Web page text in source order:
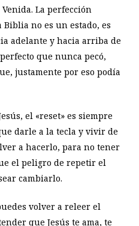
La perfección
no es un estado, es
adelante y hacia arriba de
que nunca pecó,
justamente por eso podía
el «reset» es siempre
darle a la tecla y vivir de
a hacerlo, para no tener
el peligro de repetir el
cambiarlo.
volver a releer el
que Jesús te ama, te